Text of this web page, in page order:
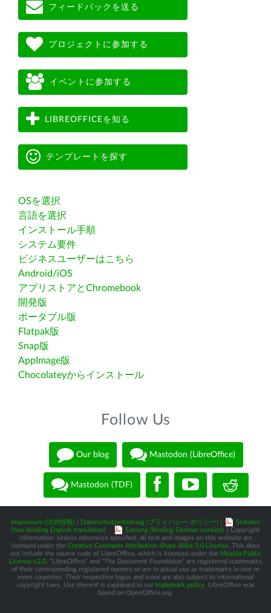
フィードバックを送る
プロジェクトに参加する
イベントに参加する
LIBREOFFICEを知る
テンプレートを探す
OSを選択
言語を選択
インストール手順
システム要件
ビジネスユーザーはこちら
Android/iOS
アプリストアとChromebook
開発版
ポータブル版
Flatpak版
Snap版
AppImage版
Chocolateyからインストール
Follow Us
Our blog Mastodon (LibreOffice)
Mastodon (TDF)
Impressum (法的情報) Datenschutzerklärung (プライバシー ポリシー)
Statutes
(non-binding English translation) - Satzung (binding German version)
| Copyright
information: Unless otherwise specified, all text and images on this website are
licensed under the Creative Commons Attribution-Share Alike 3.0 License. This does
not include the source code of LibreOffice, which is licensed under the Mozilla Public
License v2.0 . “LibreOffice” and “The Document Foundation” are registered trademarks
of their corresponding registered owners or are in actual use as trademarks in one or
more countries. Their respective logos and icons are also subject to international
copyright laws. Use thereof is explained in our trademark policy. LibreOffice was
based on OpenOffice.org.